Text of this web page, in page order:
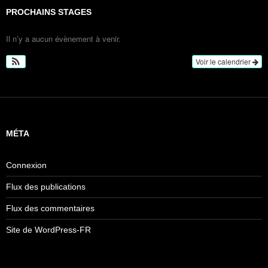
PROCHAINS STAGES
Il n’y a aucun évènement à venir.
Voir le calendrier
MÉTA
Connexion
Flux des publications
Flux des commentaires
Site de WordPress-FR